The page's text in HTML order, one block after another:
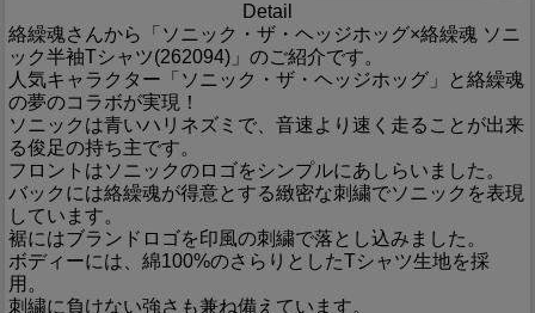
Detail
絡繰魂さんから「ソニック・ザ・ヘッジホッグ×絡繰魂 ソニ
ック半袖Tシャツ(262094)」のご紹介です。
人気キャラクター「ソニック・ザ・ヘッジホッグ」と絡繰魂
の夢のコラボが実現！
ソニックは青いハリネズミで、音速より速く走ることが出来
る俊足の持ち主です。
フロントはソニックのロゴをシンプルにあしらいました。
バックには絡繰魂が得意とする緻密な刺繍でソニックを表現
しています。
裾にはブランドロゴを印風の刺繍で落とし込みました。
ボディーには、綿100%のさらりとしたTシャツ生地を採
用。
刺繍に負けない強さも兼ね備えています。